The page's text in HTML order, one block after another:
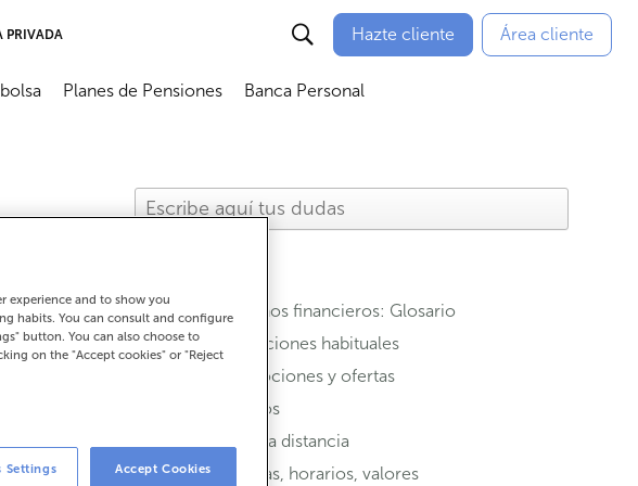
PRIVADA Hazte cliente Área cliente
Abrir submenú
Planes de Pensiones
Abrir submenú
Banca Personal
Términos financieros: Glosario
Operaciones habituales
Promociones y ofertas
Seguros
Banca a distancia
Oficinas, horarios, valores
experience and to show you
habits. You can consult and configure
button. You can also choose to
on the "Accept cookies" or "Reject
Settings Accept Cookies